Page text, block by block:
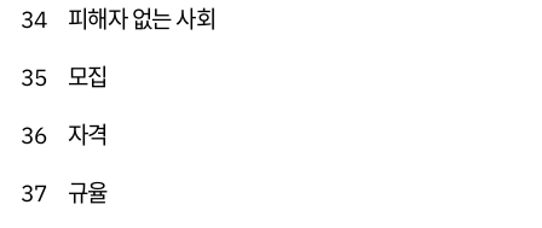
34 피해자 없는 사회
35 모집
36 자격
37 규율